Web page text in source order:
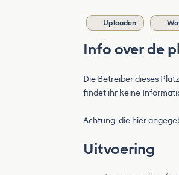
Uploaden
Info over de
Die Betreiber dieses
findet ihr keine
Achtung, die hier
Uitvoering